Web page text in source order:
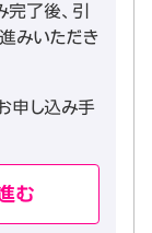
了後、引
みいただき
申し込み手
む